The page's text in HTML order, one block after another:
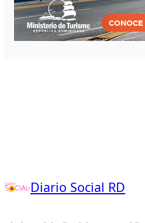
Diario Social RD